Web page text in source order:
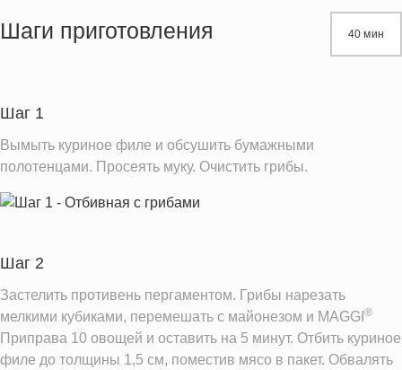
Жиры
Информация для одной порции
Шаги приготовления 40 мин
Шаг 1
Вымыть куриное филе и обсушить бумажными
полотенцами. Просеять муку. Очистить грибы.
Шаг 2
Застелить противень пергаментом. Грибы нарезать
мелкими кубиками, перемешать с майонезом и MAGGI ®
Приправа 10 овощей и оставить на 5 минут. Отбить куриное
филе до толщины 1,5 см, поместив мясо в пакет. Обвалять